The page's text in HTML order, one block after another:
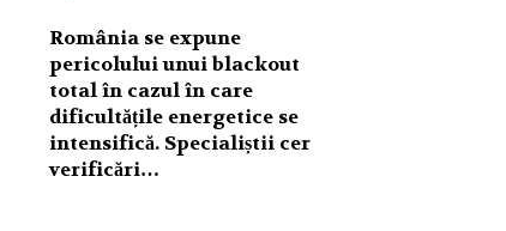
România se expune
pericolului unui blackout
total în cazul în care
dificultățile energetice se
intensifică. Specialiștii cer
verificări…